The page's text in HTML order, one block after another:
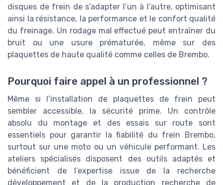
disques de frein de s’adapter l’un à l’autre, optimisant
ainsi la résistance, la performance et le confort qualité
du freinage. Un rodage mal effectué peut entraîner du
bruit ou une usure prématurée, même sur des
plaquettes de haute qualité comme celles de Brembo.
Pourquoi faire appel à un professionnel ?
Même si l’installation de plaquettes de frein peut
sembler accessible, la sécurité prime. Un contrôle
absolu du montage et des essais sur route sont
essentiels pour garantir la fiabilité du frein Brembo,
surtout sur une moto ou un véhicule performant. Les
ateliers spécialisés disposent des outils adaptés et
bénéficient de l’expertise issue de la recherche
développement et de la production recherche de